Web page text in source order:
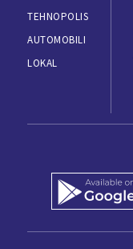
TEHNOPOLIS
AUTOMOBILI
LOKAL